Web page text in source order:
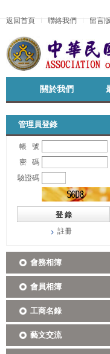
返回首頁 聯絡我們 留言版
關於我們
管理員登錄
帳 號
密 碼
驗證碼
註冊
會務相簿
會員相簿
工商名錄
藝文交流